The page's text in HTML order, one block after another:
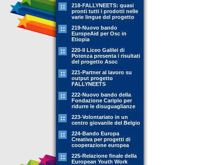
218-FALLYNEETS: quasi
pronti tutti i prodotti nelle
varie lingue del progetto
219-Nuovo bando
EuropeAid per Osc in
Etiopia
220-Il Liceo Galilei di
Potenza presenta i risultati
del progetto Asoc
221-Partner al lavoro su
output progetto
FALLYNEETS
222-Nuovo bando della
Fondazione Cariplo per
ridurre le disuguaglianze
223-Volontariato in un
centro giovanile del Belgio
224-Bando Europa
Creativa per progetti di
cooperazione europea
225-Relazione finale della
European Youth Work